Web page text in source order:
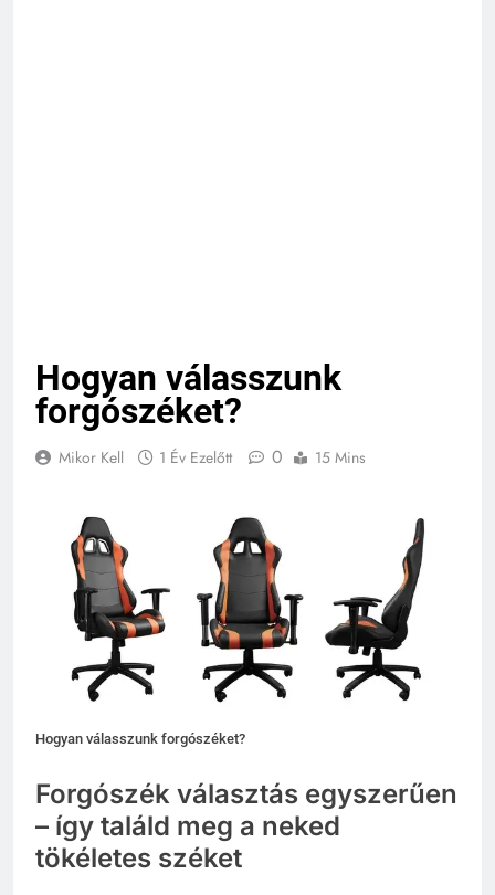
Hogyan válasszunk
forgószéket?
Mikor Kell 1 Év Ezelőtt 0 15 Mins
Hogyan válasszunk forgószéket?
Forgószék választás egyszerűen
– így találd meg a neked
tökéletes széket